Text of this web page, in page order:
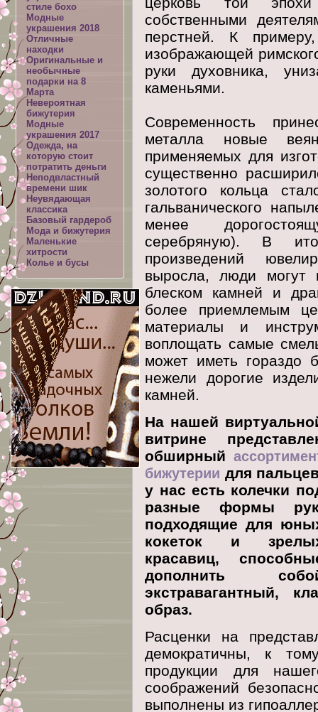
собственными
перстней. К
изображающей
руки духовника,
каменьями.
Современность
металла новые
применяемых для
существенно
золотого кольца
гальванического
менее
серебряную). В
произведений
выросла, люди могут
блеском камней и
более приемлемым
материалы и
воплощать самые
может иметь гораздо
нежели дорогие
камней.
На нашей
витрине
обширный
бижутерии для
у нас есть колечки
разные формы
подходящие для
кокеток и
красавиц,
дополнить
экстравагантный,
образ.
Расценки на
демократичны, к
продукции для
соображений
выполнены из
стиле бохо
Модные
украшения 2018
Отличные
находки
Оригинальные и
необычные
подарки на 8
Марта
Невероятная
бижутерия
Модные
украшения 2017
Одежда, на
которую стоит
потратить деньги
Неподвластный
времени шик
Неувядающая
классика
Базовый гардероб
Мода и бижутерия
Маленькие
хитрости
Колье и бусы
xml-карта